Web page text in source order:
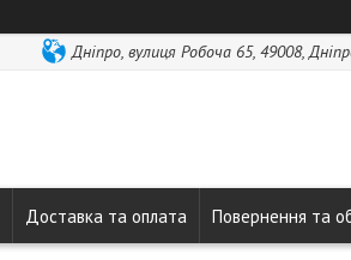
Дніпро, вулиця Робоча 65, 49008,
Доставка та оплата Повернення та